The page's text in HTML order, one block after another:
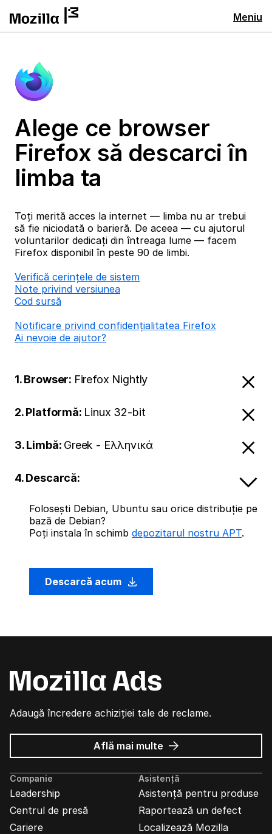
Meniu
Alege ce browser
Firefox să descarci în
limba ta
Toți merită acces la internet — limba nu ar trebui
să fie niciodată o barieră. De aceea — cu ajutorul
voluntarilor dedicați din întreaga lume — facem
Firefox disponibil în peste 90 de limbi.
Verifică cerințele de sistem
Note privind versiunea
Cod sursă
Notificare privind confidențialitatea Firefox
Ai nevoie de ajutor?
1. Browser: Firefox Nightly
2. Platformă: Linux 32-bit
3. Limbă: Greek - Ελληνικά
4. Descarcă:
Folosești Debian, Ubuntu sau orice distribuție pe
bază de Debian?
Poți instala în schimb depozitarul nostru APT.
Descarcă acum
Adaugă încredere achiziției tale de reclame.
Află mai multe despre
Reclame
Mozilla
Companie
Leadership
Centrul de presă
Cariere
Asistență
Asistență pentru produse
Raportează un defect
Localizează Mozilla